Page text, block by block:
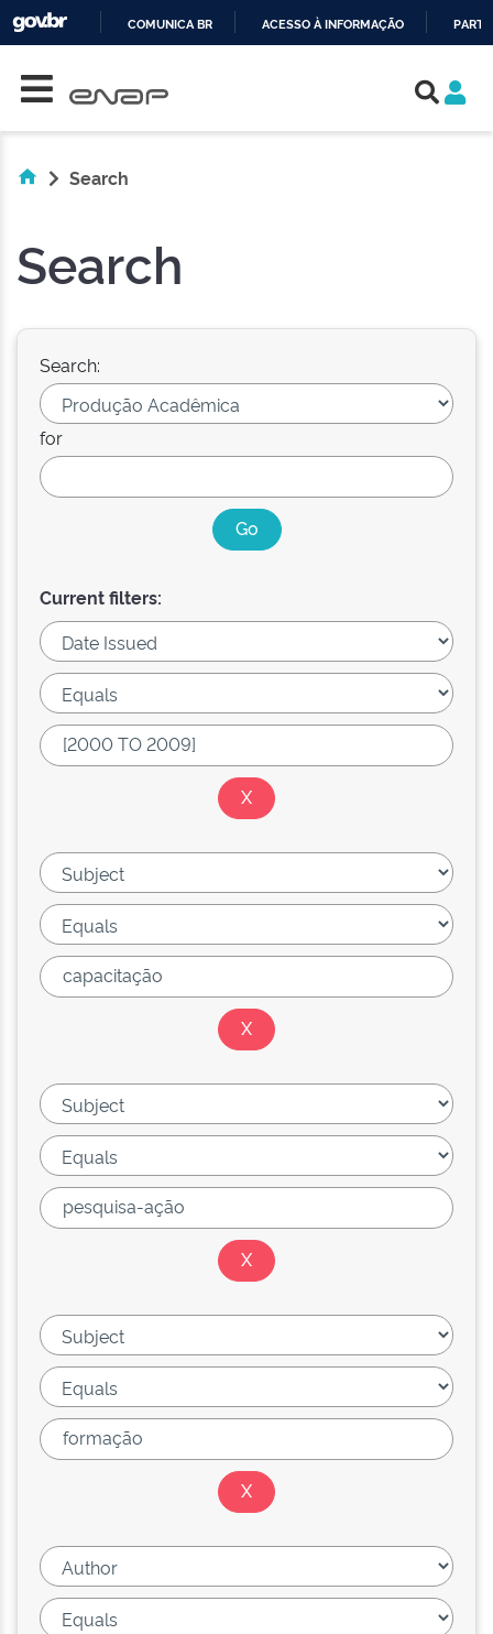
COMUNICA BR ACESSO À INFORMAÇÃO
Search
Search
Search:
for
Current filters: